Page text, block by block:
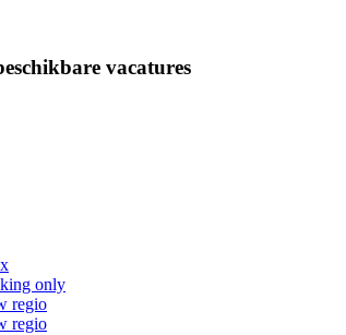
vacatures
only
regio
regio